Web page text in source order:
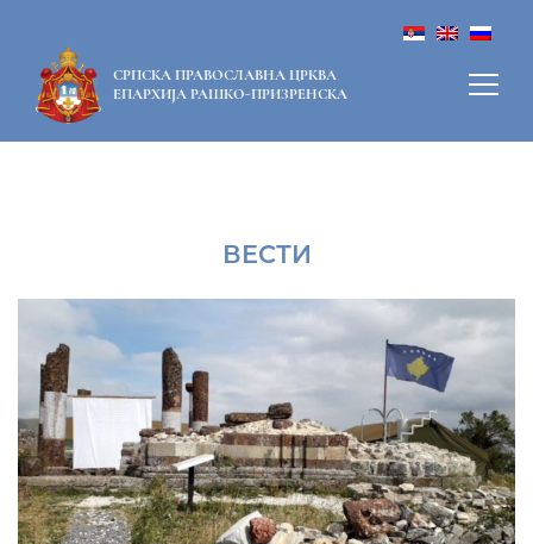
СРПСКА ПРАВОСЛАВНА ЦРКВА
ЕПАРХИЈА РАШКО-ПРИЗРЕНСКА
ВЕСТИ